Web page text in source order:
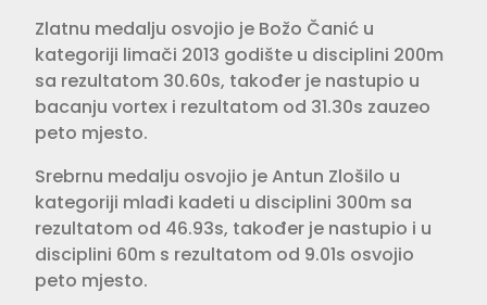
Zlatnu medalju osvojio je Božo Čanić u
kategoriji limači 2013 godište u disciplini 200m
sa rezultatom 30.60s, također je nastupio u
bacanju vortex i rezultatom od 31.30s zauzeo
peto mjesto.
Srebrnu medalju osvojio je Antun Zlošilo u
kategoriji mlađi kadeti u disciplini 300m sa
rezultatom od 46.93s, također je nastupio i u
disciplini 60m s rezultatom od 9.01s osvojio
peto mjesto.